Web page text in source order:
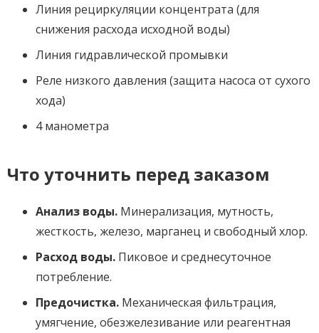
Линия рециркуляции концентрата (для
снижения расхода исходной воды)
Линия гидравлической промывки
Реле низкого давления (защита насоса от сухого
хода)
4 манометра
Что уточнить перед заказом
Анализ воды. Минерализация, мутность,
жесткость, железо, марганец и свободный хлор.
Расход воды. Пиковое и среднесуточное
потребление.
Предочистка. Механическая фильтрация,
умягчение, обезжелезивание или реагентная